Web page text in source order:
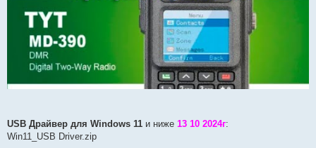
USB Драйвер для Windows 11 и ниже 13 10 2024г:
Win11_USB Driver.zip